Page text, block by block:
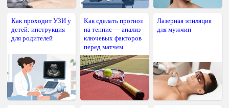
Как проходит УЗИ у
детей: инструкция
для родителей
Как сделать прогноз
на теннис — анализ
ключевых факторов
перед матчем
Лазерная эпиляция
для мужчин